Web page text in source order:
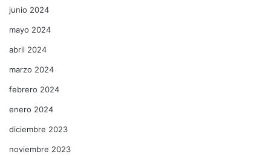
junio 2024
mayo 2024
abril 2024
marzo 2024
febrero 2024
enero 2024
diciembre 2023
noviembre 2023